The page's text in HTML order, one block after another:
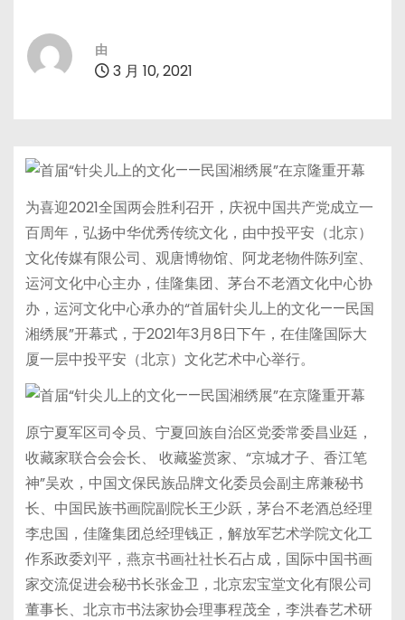
由
3 月 10, 2021
为喜迎2021全国两会胜利召开，庆祝中国共产党成立一
百周年，弘扬中华优秀传统文化，由中投平安（北京）
文化传媒有限公司、观唐博物馆、阿龙老物件陈列室、
运河文化中心主办，佳隆集团、茅台不老酒文化中心协
办，运河文化中心承办的“首届针尖儿上的文化——民国
湘绣展”开幕式，于2021年3月8日下午，在佳隆国际大
厦一层中投平安（北京）文化艺术中心举行。
原宁夏军区司令员、宁夏回族自治区党委常委昌业廷，
收藏家联合会会长、 收藏鉴赏家、“京城才子、香江笔
神”吴欢，中国文保民族品牌文化委员会副主席兼秘书
长、中国民族书画院副院长王少跃，茅台不老酒总经理
李忠国，佳隆集团总经理钱正，解放军艺术学院文化工
作系政委刘平，燕京书画社社长石占成，国际中国书画
家交流促进会秘书长张金卫，北京宏宝堂文化有限公司
董事长、北京市书法家协会理事程茂全，李洪春艺术研